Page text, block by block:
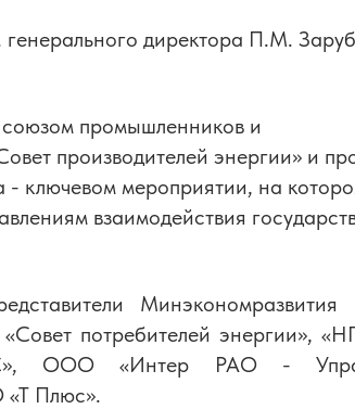
директора П.М.
промышленников и
производителей энергии» и
- ключевом мероприятии, на
взаимодействия
Минэкономразвития
потребителей энергии»,
ООО «Интер РАО -
Плюс».